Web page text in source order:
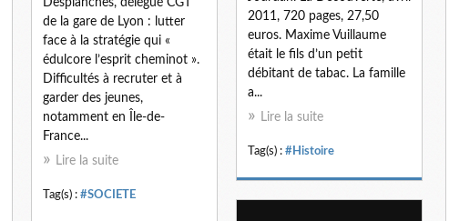
2011, 720 pages, 27,50
euros. Maxime Vuillaume
était le fils d’un petit
débitant de tabac. La famille
a...
Lire la suite
Tag(s) : #Histoire
Desplanches, délégué CGT
de la gare de Lyon : lutter
face à la stratégie qui «
édulcore l’esprit cheminot ».
Difficultés à recruter et à
garder des jeunes,
notamment en Île-de-
France...
Lire la suite
Tag(s) : #SOCIETE